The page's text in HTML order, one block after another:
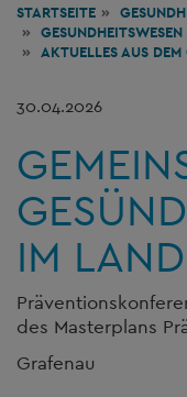
STARTSEITE
AKTUELLES AUS DEM
30.04.2026
IM
des Masterplans
Grafenau